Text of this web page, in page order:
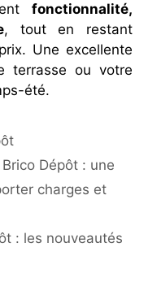
fonctionnalité,
, tout en restant
Une excellente
terrasse ou votre
été.
Dépôt : une
charges et
: les nouveautés